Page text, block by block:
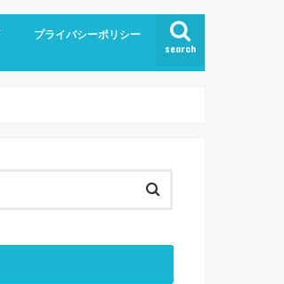
search
プライバシーポリシー